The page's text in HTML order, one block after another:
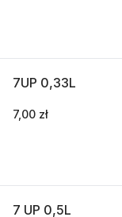
7UP 0,33L
7,00 zł
7 UP 0,5L